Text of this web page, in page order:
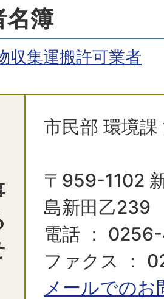
簿
収集運搬許可業者
市民部 環境
〒959-1102
島新田乙239
電話 ：
ファクス ：
メールでの